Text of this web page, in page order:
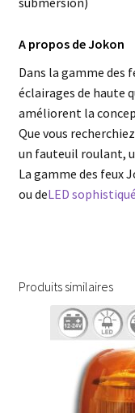
A propos de Jokon
Dans la gamme des
éclairages de haute
améliorent la
Que vous
un fauteuil roulant,
La gamme des feux
ou deLED
Produits similaires